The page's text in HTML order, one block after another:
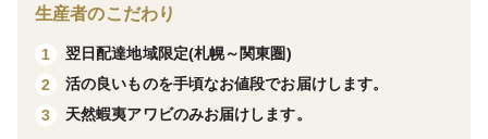
生産者のこだわり
1
翌日配達地域限定(札幌～関東圏)
2
活の良いものを手頃なお値段でお届けします。
3
天然蝦夷アワビのみお届けします。